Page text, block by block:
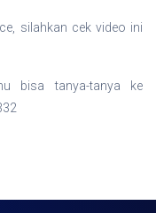
silahkan cek video ini
bisa tanya-tanya ke